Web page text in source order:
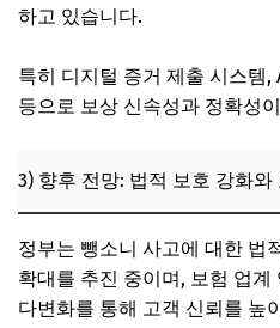
하고 있습니다.
특히 디지털 증거 제출 시스템,
등으로 보상 신속성과 정확성
3) 향후 전망: 법적 보호 강화와
정부는 뺑소니 사고에 대한 법
확대를 추진 중이며, 보험 업
다변화를 통해 고객 신뢰를 높